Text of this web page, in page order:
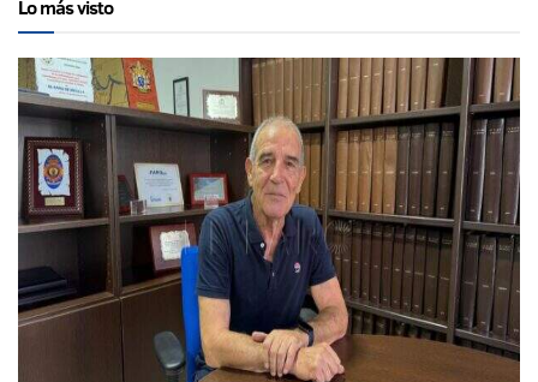
Lo más visto